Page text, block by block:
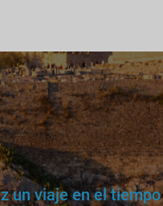
un viaje en el tiempo